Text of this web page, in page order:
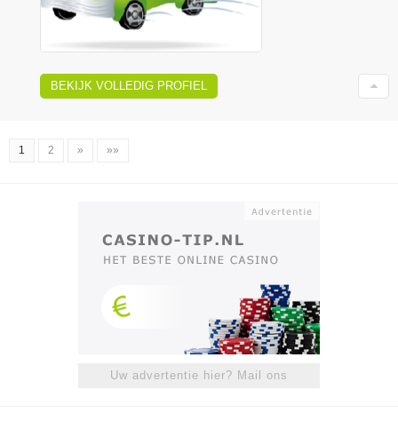
BEKIJK VOLLEDIG PROFIEL
1 2 » »»
Uw advertentie hier? Mail ons